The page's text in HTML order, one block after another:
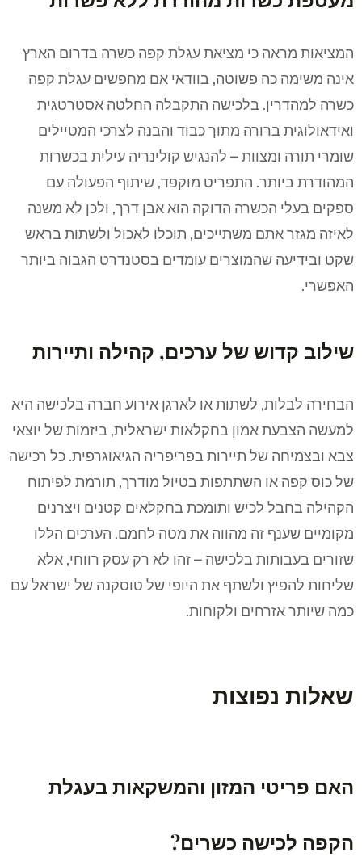
המציאות מראה כי מציאת עגלת קפה כשרה בדרום הארץ
אינה משימה כה פשוטה, בוודאי אם מחפשים עגלת קפה
כשרה למהדרין. בלכישה התקבלה החלטה אסטרטגית
ואידאולוגית ברורה מתוך כבוד והבנה לצרכי המטיילים
שומרי תורה ומצוות – להנגיש קולינריה עילית בכשרות
המהודרת ביותר. התפריט מוקפד, שיתוף הפעולה עם
ספקים בעלי הכשרה הדוקה הוא אבן דרך, ולכן לא משנה
לאיזה מגזר אתם משתייכים, תוכלו לאכול ולשתות בראש
שקט ובידיעה שהמוצרים עומדים בסטנדרט הגבוה ביותר
האפשרי.
שילוב קדוש של ערכים, קהילה ותיירות
הבחירה לבלות, לשתות או לארגן אירוע חברה בלכישה היא
למעשה הצבעת אמון בחקלאות ישראלית, ביזמות של יוצאי
צבא ובצמיחה של תיירות בפריפריה הגיאוגרפית. כל רכישה
של כוס קפה או השתתפות בטיול מודרך, תורמת לפיתוח
הקהילה בחבל לכיש ותומכת בחקלאים קטנים ויצרנים
מקומיים שענף זה מהווה את מטה לחמם. הערכים הללו
שזורים בעבותות בלכישה – זהו לא רק עסק רווחי, אלא
שליחות להפיץ ולשתף את היופי של טוסקנה של ישראל עם
כמה שיותר אזרחים ולקוחות.
שאלות נפוצות
האם פריטי המזון והמשקאות בעגלת
הקפה לכישה כשרים?